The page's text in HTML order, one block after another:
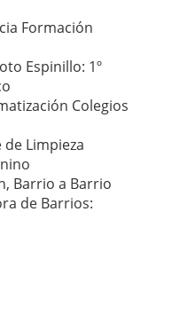
Formación
Espinillo: 1º
Colegios
Limpieza
Barrio a Barrio
de Barrios: